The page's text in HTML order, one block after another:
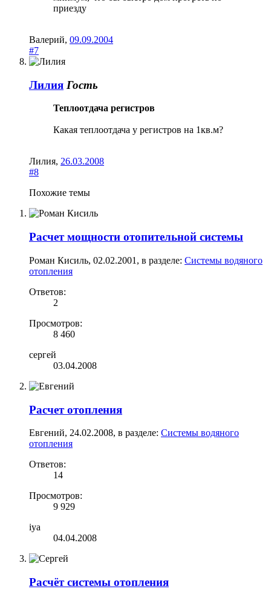
приезду
Валерий, 09.09.2004
#7
Лилия Гость
Теплоотдача регистров
Какая теплоотдача у регистров на 1кв.м?
Лилия, 26.03.2008
#8
Похожие темы
Расчет мощности отопительной системы
Роман Кисиль, 02.02.2001 , в разделе: Системы водяного
отопления
Ответов:
2
Просмотров:
8 460
сергей
03.04.2008
Расчет отопления
Евгений, 24.02.2008, в разделе: Системы водяного
отопления
Ответов:
14
Просмотров:
9 929
iya
04.04.2008
Расчёт системы отопления